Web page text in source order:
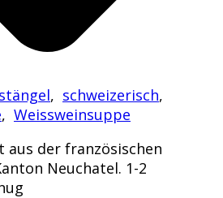
, schweizerisch,
, Weissweinsuppe
aus der französischen
Neuchatel. 1-2